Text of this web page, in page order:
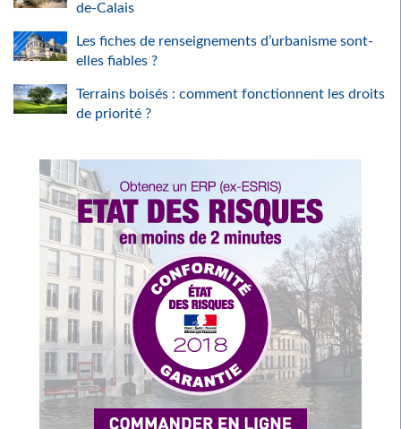
de-Calais
Les fiches de renseignements d’urbanisme sont-
elles fiables ?
Terrains boisés : comment fonctionnent les droits
de priorité ?